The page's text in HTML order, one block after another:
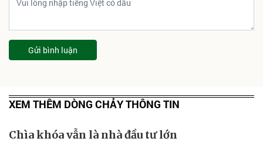
Gửi bình luận
XEM THÊM DÒNG CHẢY THÔNG TIN
Chìa khóa vẫn là nhà đầu tư lớn